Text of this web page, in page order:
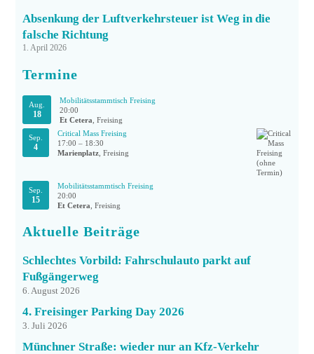
Absenkung der Luftverkehrsteuer ist Weg in die
falsche Richtung
1. April 2026
Termine
Aug.
18
Mobilitätsstammtisch Freising
20:00
Et Cetera , Freising
Sep.
4
Critical Mass Freising
17:00 – 18:30
Marienplatz , Freising
Sep.
15
Mobilitätsstammtisch Freising
20:00
Et Cetera , Freising
Aktuelle Beiträge
Schlechtes Vorbild: Fahrschulauto parkt auf
Fußgängerweg
6. August 2026
4. Freisinger Parking Day 2026
3. Juli 2026
Münchner Straße: wieder nur an Kfz-Verkehr